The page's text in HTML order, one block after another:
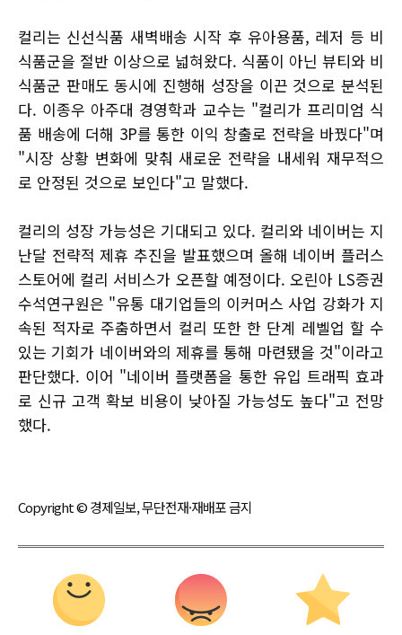
컬리는 신선식품 새벽배송 시작 후 유아용품, 레저 등 비
식품군을 절반 이상으로 넓혀왔다. 식품이 아닌 뷰티와 비
식품군 판매도 동시에 진행해 성장을 이끈 것으로 분석된
다. 이종우 아주대 경영학과 교수는 "컬리가 프리미엄 식
품 배송에 더해 3P를 통한 이익 창출로 전략을 바꿨다"며
"시장 상황 변화에 맞춰 새로운 전략을 내세워 재무적으
로 안정된 것으로 보인다"고 말했다.
컬리의 성장 가능성은 기대되고 있다. 컬리와 네이버는 지
난달 전략적 제휴 추진을 발표했으며 올해 네이버 플러스
스토어에 컬리 서비스가 오픈할 예정이다. 오린아 LS증권
수석연구원은 "유통 대기업들의 이커머스 사업 강화가 지
속된 적자로 주춤하면서 컬리 또한 한 단계 레벨업 할 수
있는 기회가 네이버와의 제휴를 통해 마련됐을 것"이라고
판단했다. 이어 "네이버 플랫폼을 통한 유입 트래픽 효과
로 신규 고객 확보 비용이 낮아질 가능성도 높다"고 전망
했다.
Copyright © 경제일보, 무단전재·재배포 금지